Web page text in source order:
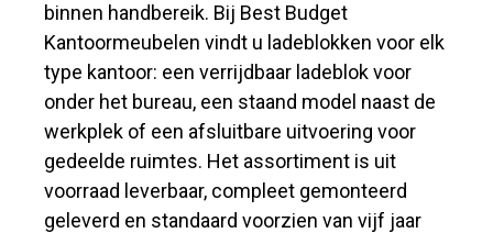
binnen handbereik. Bij Best Budget
Kantoormeubelen vindt u ladeblokken voor elk
type kantoor: een verrijdbaar ladeblok voor
onder het bureau, een staand model naast de
werkplek of een afsluitbare uitvoering voor
gedeelde ruimtes. Het assortiment is uit
voorraad leverbaar, compleet gemonteerd
geleverd en standaard voorzien van vijf jaar